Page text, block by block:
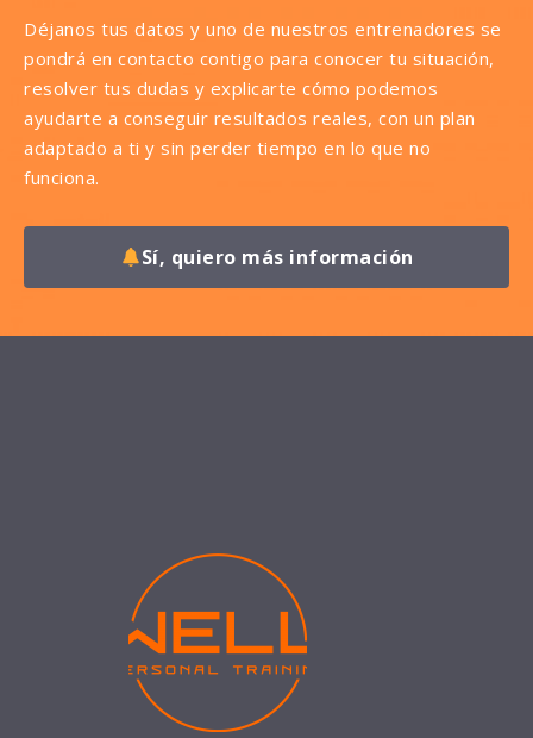
Déjanos tus datos y uno de nuestros entrenadores se
pondrá en contacto contigo para conocer tu situación,
resolver tus dudas y explicarte cómo podemos
ayudarte a conseguir resultados reales, con un plan
adaptado a ti y sin perder tiempo en lo que no
funciona.
Sí, quiero más información